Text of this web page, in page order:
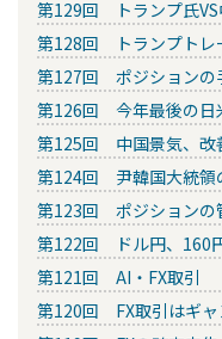
第129回 トランプ氏VS
第128回 トランプトレ
第127回 ポジションの
第126回 今年最後の日
第125回 中国景気、改
第124回 尹韓国大統領
第123回 ポジションの
第122回 ドル円、160
第121回 AI・FX取引
第120回 FX取引はギャ